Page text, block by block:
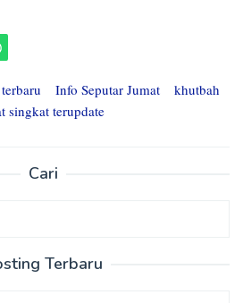
Info Seputar Jumat
khutbah
singkat terupdate
Cari
Terbaru